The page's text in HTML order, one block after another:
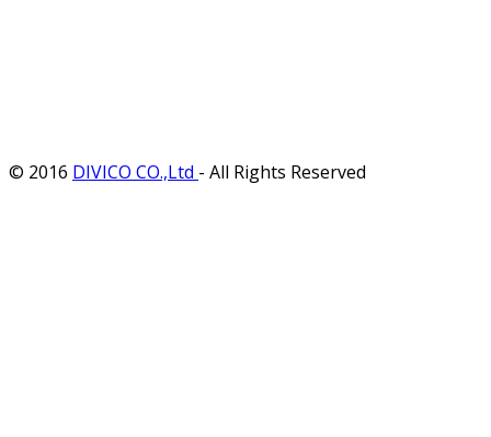
© 2016 DIVICO CO.,Ltd - All Rights Reserved